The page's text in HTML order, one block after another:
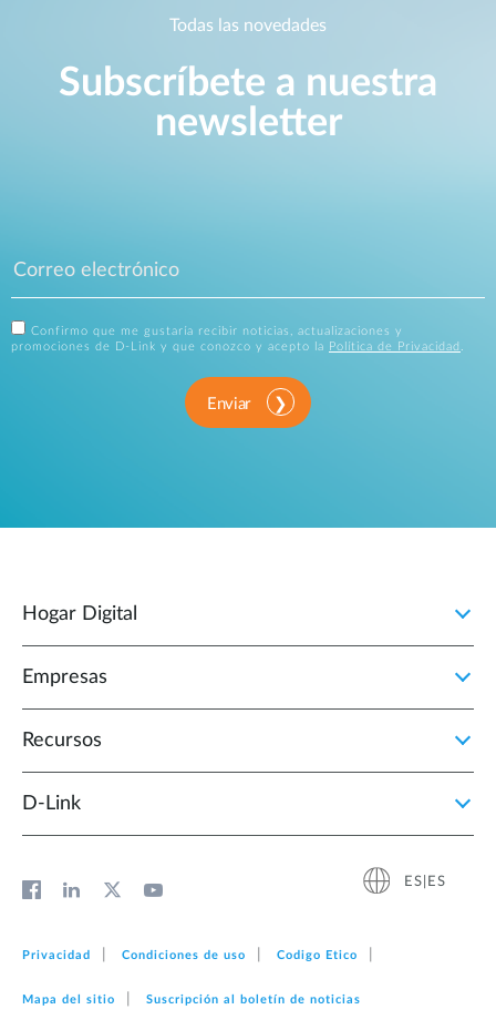
Todas las novedades
Subscríbete a nuestra
newsletter
Confirmo que me gustaría recibir noticias, actualizaciones y
promociones de D-Link y que conozco y acepto la
Política de Privacidad .
Enviar
Hogar Digital
Empresas
Recursos
D‑Link
ES|ES
Privacidad Condiciones de uso Codigo Etico
Mapa del sitio Suscripción al boletín de noticias